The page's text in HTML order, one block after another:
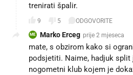
trenirati špalir.
9 5 ODGOVORITE
ME Marko Erceg prije 2 mjeseca
mate, s obzirom kako si
podsjetiti. Naime, hadjuk split
nogometni klub kojem je